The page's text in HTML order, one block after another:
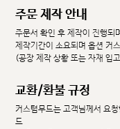
주문 제작 안내
주문서 확인 후 제작이 진행
제작기간이 소요되며 옵션 커
(공장 제작 상황 또는 자재 입
교환/환불 규정
커스텀무드는 고객님께서 요
드